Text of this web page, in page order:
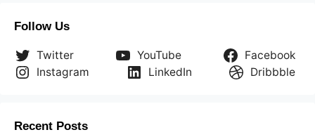
Follow Us
Twitter YouTube
Facebook
Instagram
LinkedIn Dribbble
Recent Posts